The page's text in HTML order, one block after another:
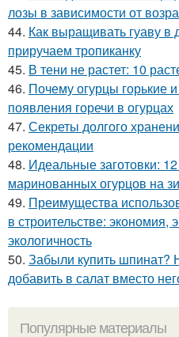
лозы в зависимости от
44. Как выращивать гуаву
приручаем тропиканку
45. В тени не растет: 10
46. Почему огурцы горькие
появления горечи в огурцах
47. Секреты долгого
рекомендации
48. Идеальные заготовки:
маринованных огурцов на
49. Преимущества
в строительстве: экономия,
экологичность
50. Забыли купить шпинат?
добавить в салат вместо
Популярные материалы